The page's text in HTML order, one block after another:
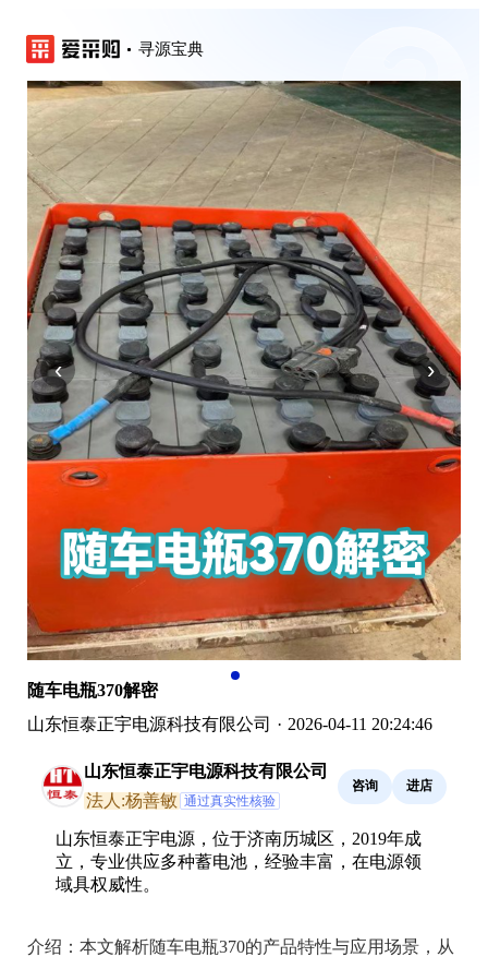
寻源宝典
‹ ›
随车电瓶370解密
山东恒泰正宇电源科技有限公司 · 2026-04-11 20:24:46
山东恒泰正宇电源科技有限公司
法人:杨善敏 通过真实性核验
咨询 进店
山东恒泰正宇电源，位于济南历城区，2019年成
立，专业供应多种蓄电池，经验丰富，在电源领
域具权威性。
介绍： 本文解析随车电瓶370的产品特性与应用场景，从